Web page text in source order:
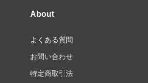
About
よくある質問
お問い合わせ
特定商取引法